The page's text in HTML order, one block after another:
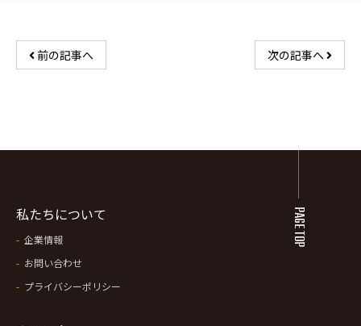
前の記事へ 次の記事へ
私たちについて
企業情報
お問い合わせ
プライバシーポリシー
PAGE TOP